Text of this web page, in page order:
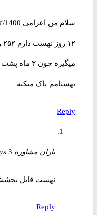
۱۲ روز
میگیره چون ۳
نهستامم پاک میکنه
Reply
باران مشاوره says 3 سال ago
نهست قابل بخشش
Reply